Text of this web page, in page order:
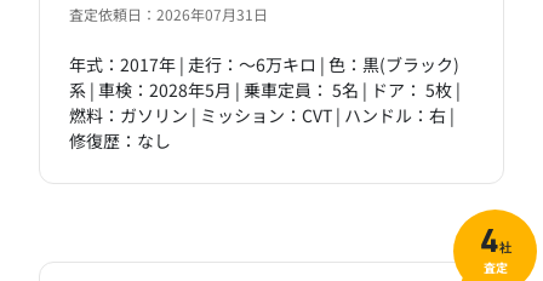
査定依頼日：2026年07月31日
年式：2017年 | 走行：～6万キロ | 色：黒(ブラック)
系 | 車検：2028年5月 | 乗車定員： 5名 | ドア： 5枚 |
燃料：ガソリン | ミッション：CVT | ハンドル：右 |
修復歴：なし
4社
査定